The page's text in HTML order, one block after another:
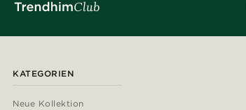
KATEGORIEN
Neue Kollektion